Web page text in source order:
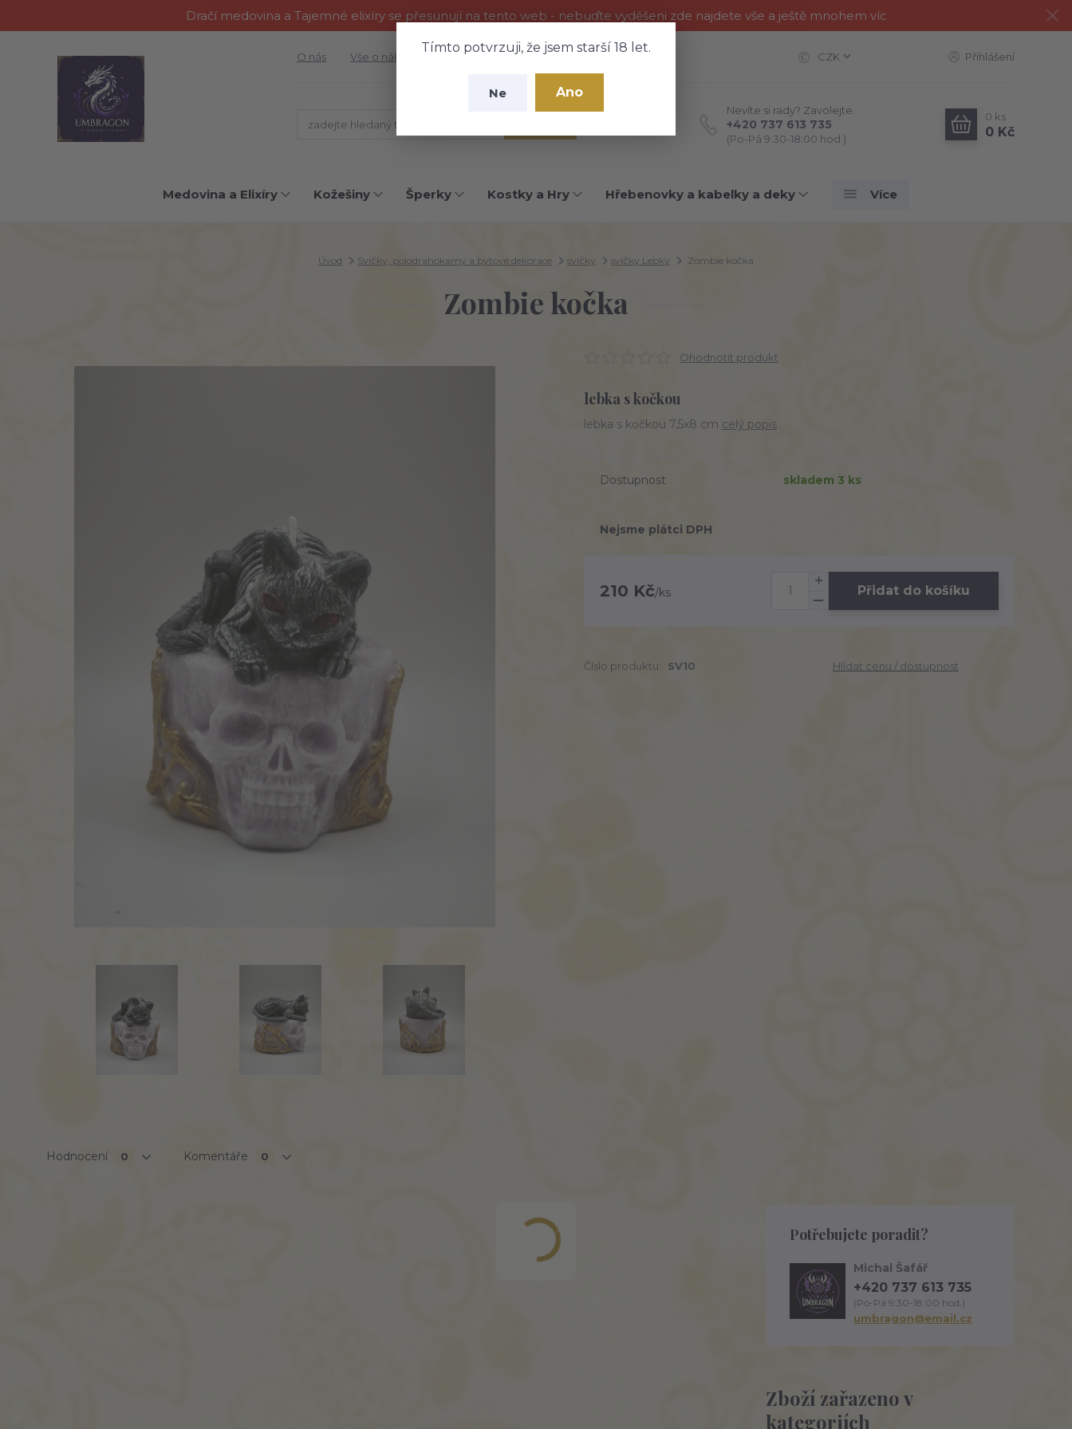
Dračí medovina a Tajemné elixíry se přesunují na tento web - nebuďte vyděšeni zde najdete vše a ještě mnohem víc
Tímto potvrzuji, že jsem starší 18 let.
Ne Ano
O nás Vše o nákupu Fotogalerie Kontakty CZK Přihlášení
Nevíte si rady? Zavolejte.
+420 737 613 735
(Po-Pá 9:30-18:00 hod.)
0 ks
0 Kč
Medovina a Elixíry Kožešiny Šperky Kostky a Hry Hřebenovky a kabelky a deky Více
Úvod Svíčky, polodrahokamy a bytové dekorace svíčky svíčky Lebky Zombie kočka
Zombie kočka
Ohodnotit produkt
lebka s kočkou
lebka s kočkou 7,5x8 cm celý popis
Dostupnost skladem 3 ks
Nejsme plátci DPH
210 Kč/ks Přidat do košíku
Číslo produktu: SV10 Hlídat cenu / dostupnost
Hodnocení 0 Komentáře 0
Zboží zařazeno v
kategoriích
Potřebujete poradit?
Michal Šafář
+420 737 613 735
(Po-Pá 9:30-18:00 hod.)
umbragon@email.cz